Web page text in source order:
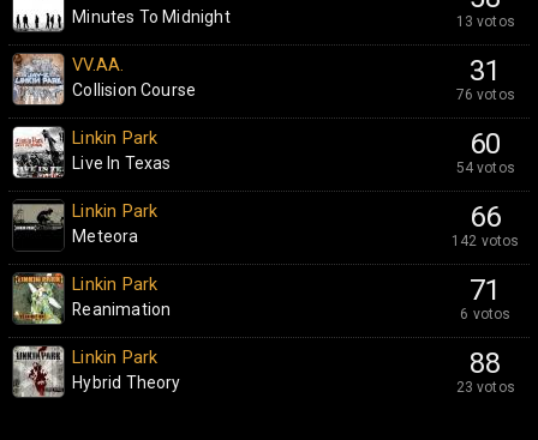
13 votos
Minutes To Midnight
31
76 votos
VV.AA.
Collision Course
60
54 votos
Linkin Park
Live In Texas
66
142 votos
Linkin Park
Meteora
71
6 votos
Linkin Park
Reanimation
88
23 votos
Linkin Park
Hybrid Theory